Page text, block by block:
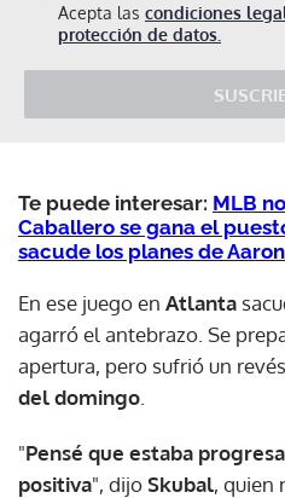
Acepta las condiciones
protección de datos.
Te puede interesar: MLB
Caballero se gana el
sacude los planes de
En ese juego en Atlanta
agarró el antebrazo. Se
apertura, pero sufrió un
del domingo
"Pensé que estaba
positiva", dijoSkubal, quien